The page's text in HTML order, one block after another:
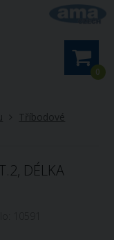
0
Tříbodové
DÉLKA